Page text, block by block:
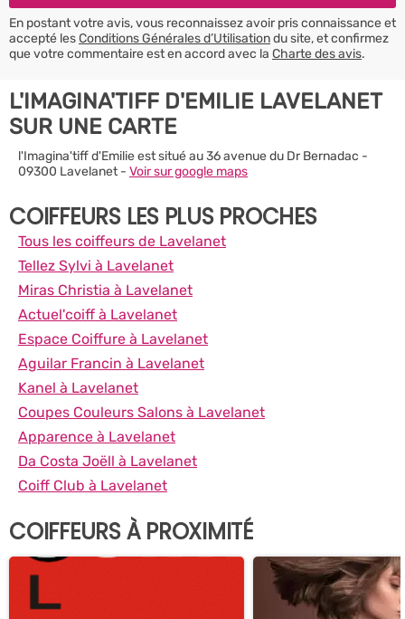
En postant votre avis, vous reconnaissez avoir pris connaissance et
accepté lesConditions Générales d’Utilisationdu site, et confirmez
que votre commentaire est en accord avec la Charte des avis.
L'IMAGINA'TIFF D'EMILIE LAVELANET
SUR UNE CARTE
l'Imagina'tiff d'Emilie est situé au 36 avenue du Dr Bernadac -
09300 Lavelanet - Voir sur google maps
COIFFEURS LES PLUS PROCHES
Tous les coiffeurs de Lavelanet
Tellez Sylvi à Lavelanet
Miras Christia à Lavelanet
Actuel'coiff à Lavelanet
Espace Coiffure à Lavelanet
Aguilar Francin à Lavelanet
Kanel à Lavelanet
Coupes Couleurs Salons à Lavelanet
Apparence à Lavelanet
Da Costa Joëll à Lavelanet
Coiff Club à Lavelanet
COIFFEURS À PROXIMITÉ